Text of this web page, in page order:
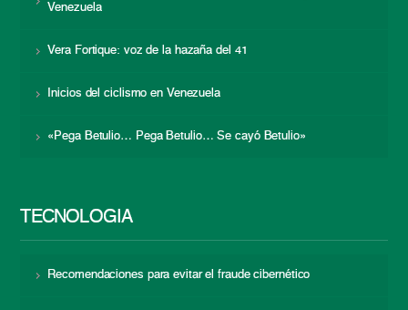
Venezuela
Vera Fortique: voz de la hazaña del 41
Inicios del ciclismo en Venezuela
«Pega Betulio… Pega Betulio… Se cayó Betulio»
TECNOLOGÍA
Recomendaciones para evitar el fraude cibernético